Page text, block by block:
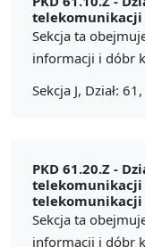
telekomunikacji
Sekcja ta
informacji i dóbr
Sekcja J, Dział:
PKD 61.20.Z -
telekomunikacji
Sekcja ta
informacji i dóbr